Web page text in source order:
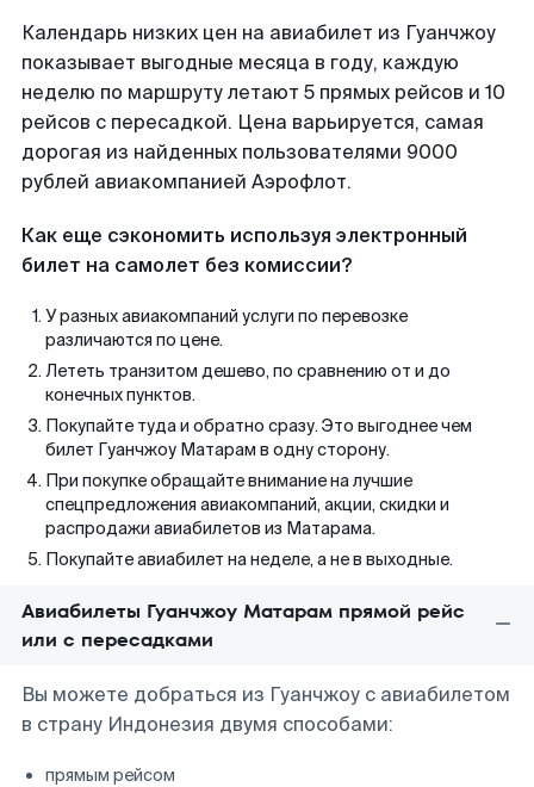
Календарь низких цен на авиабилет из Гуанчжоу
показывает выгодные месяца в году, каждую
неделю по маршруту летают 5 прямых рейсов и 10
рейсов с пересадкой. Цена варьируется, самая
дорогая из найденных пользователями 9000
рублей авиакомпанией Аэрофлот.
Как еще сэкономить используя электронный
билет на самолет без комиссии?
У разных авиакомпаний услуги по перевозке
различаются по цене.
Лететь транзитом дешево, по сравнению от и до
конечных пунктов.
Покупайте туда и обратно сразу. Это выгоднее чем
билет Гуанчжоу Матарам в одну сторону.
При покупке обращайте внимание на лучшие
спецпредложения авиакомпаний, акции, скидки и
распродажи авиабилетов из Матарама.
Покупайте авиабилет на неделе, а не в выходные.
Авиабилеты Гуанчжоу Матарам прямой рейс
или с пересадками
Вы можете добраться из Гуанчжоу с авиабилетом
в страну Индонезия двумя способами:
прямым рейсом